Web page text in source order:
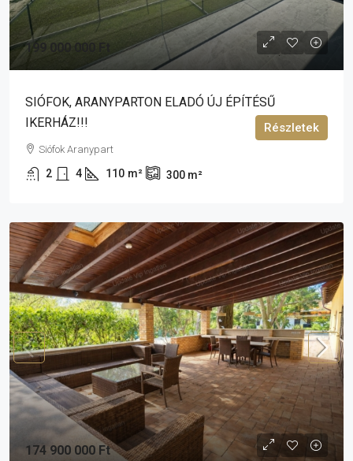
199 000 000 Ft
SIÓFOK, ARANYPARTON ELADÓ ÚJ ÉPÍTÉSŰ
IKERHÁZ!!!
Siófok Aranypart
2 4 110 m² 300 m²
Részletek
174 900 000 Ft